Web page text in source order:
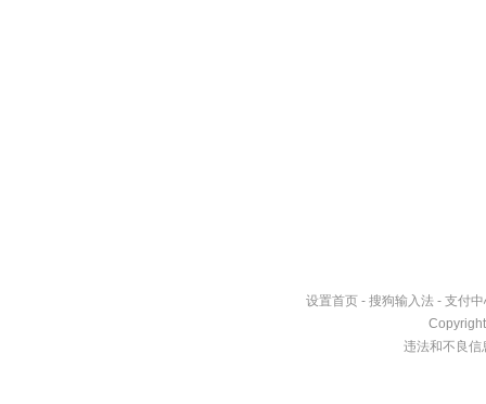
设置首页 - 搜狗输入法 - 支付
违法和不良